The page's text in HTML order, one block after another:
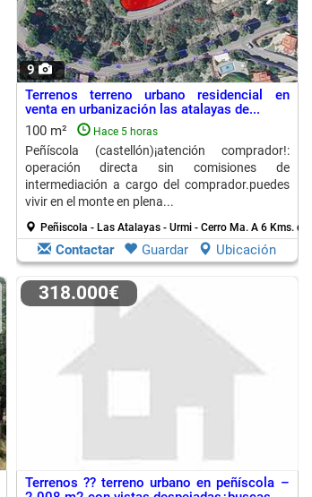
9
Terrenos terreno urbano residencial en
venta en urbanización las atalayas de...
100 m²
Hace 5 horas
Peñíscola (castellón)¡atención comprador!:
operación directa sin comisiones de
intermediación a cargo del comprador.puedes
vivir en el monte en plena...
Peñiscola - Las Atalayas - Urmi - Cerro Ma. A 6 Kms. de
Contactar Guardar Ubicación
318.000€
Terrenos ?? terreno urbano en peñíscola –